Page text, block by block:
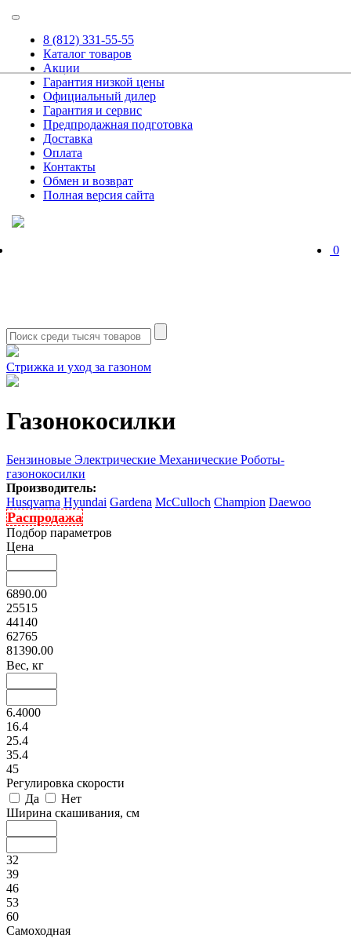
8 (812) 331-55-55
Каталог товаров
Акции
Гарантия низкой цены
Официальный дилер
Гарантия и сервис
Предпродажная подготовка
Доставка
Оплата
Контакты
Обмен и возврат
Полная версия сайта
0
Стрижка и уход за газоном
Газонокосилки
Бензиновые Электрические Механические Роботы-
газонокосилки
Производитель:
Husqvarna Hyundai Gardena McCulloch Champion Daewoo
Распродажа
Подбор параметров
Цена
6890.00
25515
44140
62765
81390.00
Вес, кг
6.4000
16.4
25.4
35.4
45
Регулировка скорости
Да
Нет
Ширина скашивания, см
32
39
46
53
60
Самоходная